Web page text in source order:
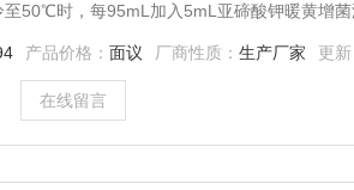
至50℃时，每95mL加入5mL亚碲酸钾暖黄增菌
产品价格：面议 厂商性质：生产厂家 更新
在线留言